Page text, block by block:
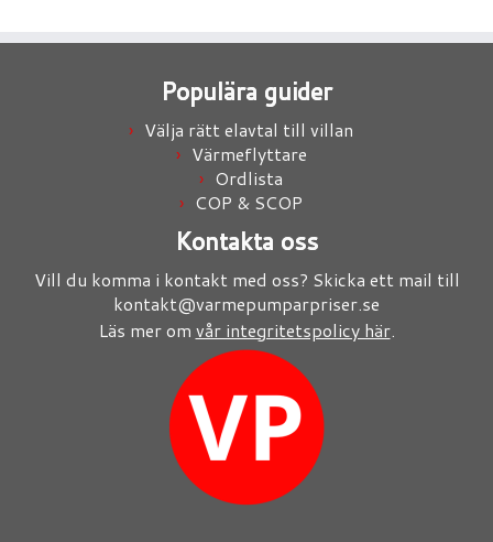
Populära guider
Välja rätt elavtal till villan
Värmeflyttare
Ordlista
COP & SCOP
Kontakta oss
Vill du komma i kontakt med oss? Skicka ett mail till
kontakt@varmepumparpriser.se
Läs mer om vår integritetspolicy här.